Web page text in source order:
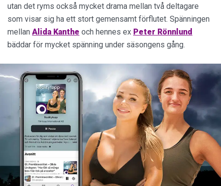
utan det ryms också mycket drama mellan två deltagare
som visar sig ha ett stort gemensamt förflutet. Spänningen
mellan Alida Kanthe och hennes ex Peter Rönnlund
bäddar för mycket spänning under säsongens gång.